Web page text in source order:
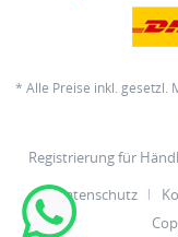
* Alle Preise inkl. gesetzl.
Registrierung für
Datenschutz